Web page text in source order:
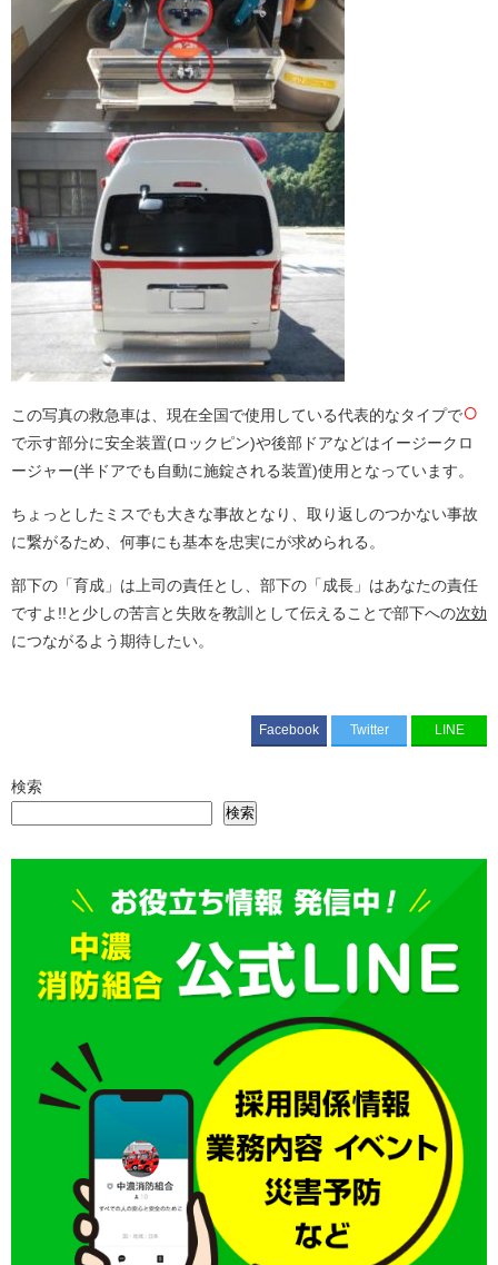
この写真の救急車は、現在全国で使用している代表的なタイプで○
で示す部分に安全装置(ロックピン)や後部ドアなどはイージークロ
ージャー(半ドアでも自動に施錠される装置)使用となっています。
ちょっとしたミスでも大きな事故となり、取り返しのつかない事故
に繋がるため、何事にも基本を忠実にが求められる。
部下の「育成」は上司の責任とし、部下の「成長」はあなたの責任
ですよ!!と少しの苦言と失敗を教訓として伝えることで部下への次効
につながるよう期待したい。
Facebook Twitter LINE
検索
検索